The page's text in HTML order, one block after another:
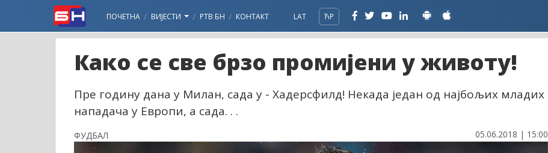
ПОЧЕТНА ВИЈЕСТИ РТВ БН КОНТАКТ LAT ЋР
Како се све брзо промијени у животу!
Пре годину дана у Милан, сада у - Хадерсфилд! Некада један од најбољих младих
нападача у Европи, а сада. . .
ФУДБАЛ 05.06.2018 | 15:00